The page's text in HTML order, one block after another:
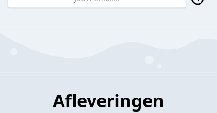
Afleveringen